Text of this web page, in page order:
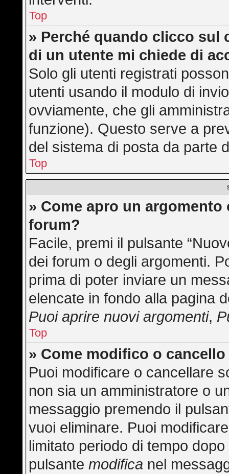
Top
» Perché quando clicco sul
di un utente mi chiede di
Solo gli utenti registrati
utenti usando il modulo di
ovviamente, che gli
funzione). Questo serve a
del sistema di posta da parte
Top
» Come apro un
forum?
Facile, premi il pulsante
dei forum o degli argomenti.
prima di poter inviare un
elencate in fondo alla pagina
Puoi aprire nuovi argomenti,
Top
» Come modifico o
Puoi modificare o cancellare
non sia un amministratore o
messaggio premendo il
vuoi eliminare. Puoi
limitato periodo di tempo
pulsantemodifica nel